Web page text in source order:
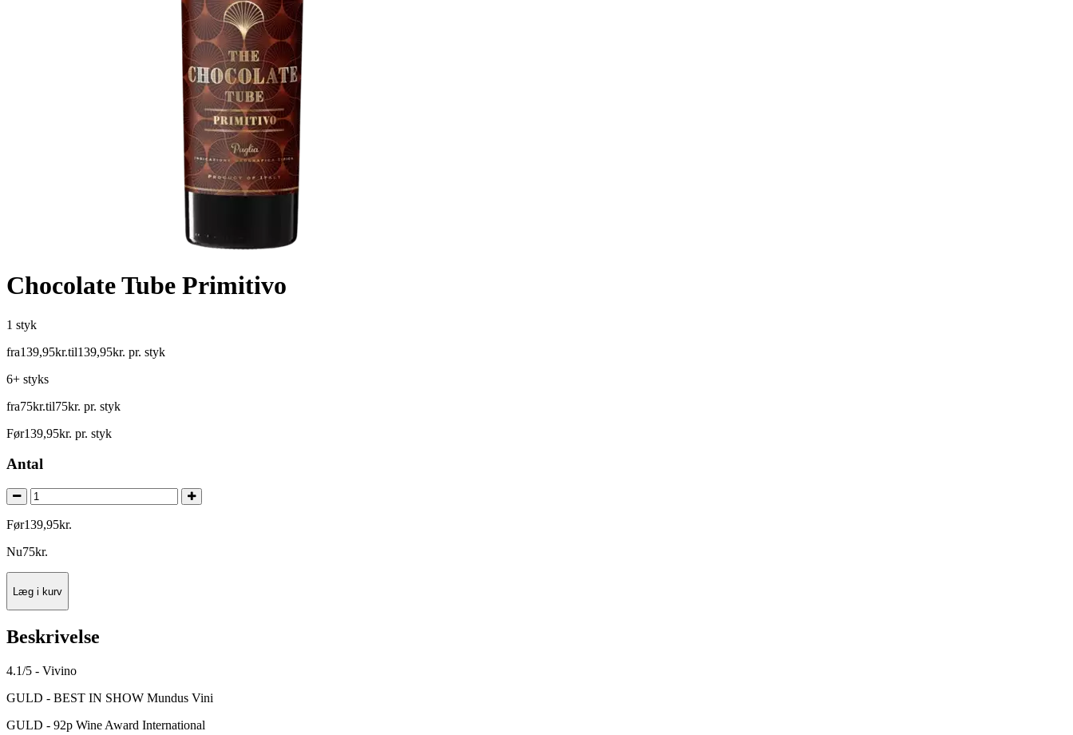
Chocolate Tube Primitivo
1 styk
fra139,95kr.til139,95kr. pr. styk
6+ styks
fra75kr.til75kr. pr. styk
Før139,95kr. pr. styk
Antal
Før139,95kr.
Nu75kr.
Læg i kurv
Beskrivelse
4.1/5 - Vivino
GULD - BEST IN SHOW Mundus Vini
GULD - 92p Wine Award International